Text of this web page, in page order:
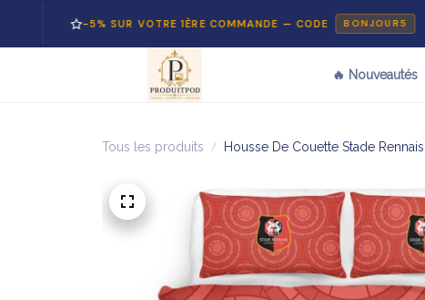
-5% SUR VOTRE 1ÈRE COMMANDE — CODE BONJOUR5
🔥 Nouveautés
Tous les produits Housse De Couette Stade